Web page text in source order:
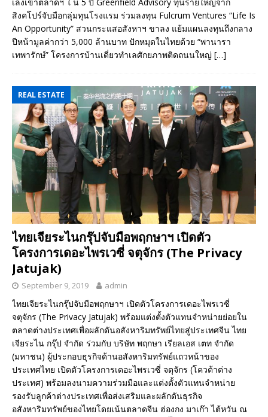
สิงคโปร์จับมือกลุ่มทุนโรงแรม ร่วมลงทุน Fulcrum Ventures “Life Is
An Opportunity” สวนกระแสอสังหาฯ ขาลง แย้มแผนลงทุนถึงกลาง
ปีหน้ามูลค่ากว่า 5,000 ล้านบาท ปักหมุดในไทยด้วย “พานารา
เทพารักษ์” โครงการบ้านเดี่ยวทำเลศักยภาพติดถนนใหญ่ […]
REAL ESTATE
ไทยเจียระไนกรุ๊ปจับมือพฤกษาฯ เปิดตัว
โครงการเดอะไพรเวซี่ จตุจักร (The Privacy
Jatujak)
September 9, 2019 admin
ไทยเจียระไนกรุ๊ปจับมือพฤกษาฯ เปิดตัวโครงการเดอะไพรเวซี่
จตุจักร (The Privacy Jatujak) พร้อมแต่งตั้งตัวแทนจำหน่ายย่อยใน
ตลาดต่างประเทศเพื่อผลักดันอสังหาริมทรัพย์ไทยสู่ประเทศจีน ไทย
เจียระไน กรุ๊ป จำกัด ร่วมกับ บริษัท พฤกษา เรียลเอส เตท จำกัด
(มหาชน) ผู้ประกอบธุรกิจด้านอสังหาริมทรัพย์แถวหน้าของ
ประเทศไทย เปิดตัวโครงการเดอะไพรเวซี่ จตุจักร (โควต้าต่าง
ประเทศ) พร้อมลงนามความร่วมมือและแต่งตั้งตัวแทนจำหน่าย
รองรับลูกค้าต่างประเทศเพื่อส่งเสริมและผลักดันธุรกิจ
อสังหาริมทรัพย์ของไทยโดยเน้นตลาดจีน ฮ่องกง มาเก๊า ไต้หวัน ณ